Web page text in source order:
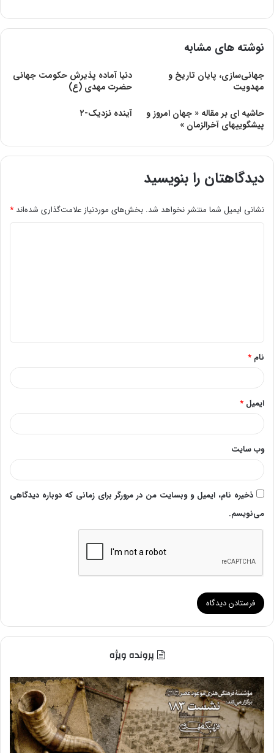
نوشته های مشابه
جهانى‌سازى، پایان تاریخ و
مهدویت
دنيا آماده پذيرش حكومت جهانی
حضرت مهدی (ع)
حاشیه ای بر مقاله « جهان امروز و
پیشگوییهای آخرالزمان »
آینده‌ نزدیک-۲‌
دیدگاهتان را بنویسید
نشانی ایمیل شما منتشر نخواهد شد. بخش‌های موردنیاز علامت‌گذاری شده‌اند *
*
نام *
ایمیل *
وب‌ سایت
ذخیره نام، ایمیل و وبسایت من در مرورگر برای زمانی که دوباره دیدگاهی
می‌نویسم.
پرونده ویژه